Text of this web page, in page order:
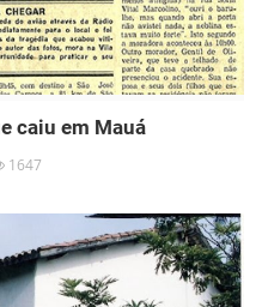
caiu em Mauá
1647